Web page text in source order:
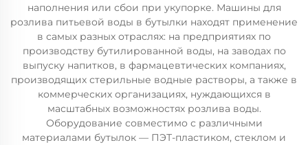
наполнения или сбои при укупорке. Машины для
розлива питьевой воды в бутылки находят применение
в самых разных отраслях: на предприятиях по
производству бутилированной воды, на заводах по
выпуску напитков, в фармацевтических компаниях,
производящих стерильные водные растворы, а также в
коммерческих организациях, нуждающихся в
масштабных возможностях розлива воды.
Оборудование совместимо с различными
материалами бутылок — ПЭТ-пластиком, стеклом и